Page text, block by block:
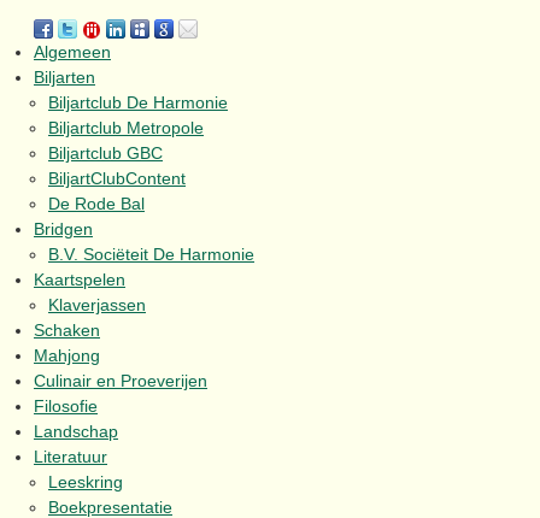
Algemeen
Biljarten
Biljartclub De Harmonie
Biljartclub Metropole
Biljartclub GBC
BiljartClubContent
De Rode Bal
Bridgen
B.V. Sociëteit De Harmonie
Kaartspelen
Klaverjassen
Schaken
Mahjong
Culinair en Proeverijen
Filosofie
Landschap
Literatuur
Leeskring
Boekpresentatie